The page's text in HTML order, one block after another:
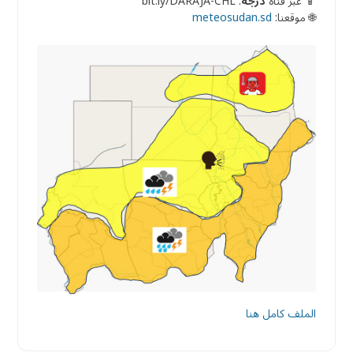
🌐 موقعنا:meteosudan.sd
الملف كامل هنا